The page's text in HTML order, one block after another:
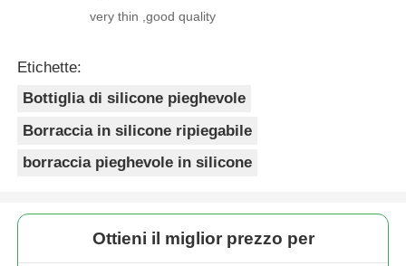
very thin ,good quality
Etichette:
Bottiglia di silicone pieghevole
Borraccia in silicone ripiegabile
borraccia pieghevole in silicone
Ottieni il miglior prezzo per